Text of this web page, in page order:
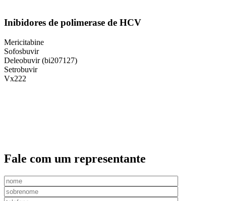
Inibidores de polimerase de HCV
Mericitabine
Sofosbuvir
Deleobuvir (bi207127)
Setrobuvir
Vx222
Fale com um representante